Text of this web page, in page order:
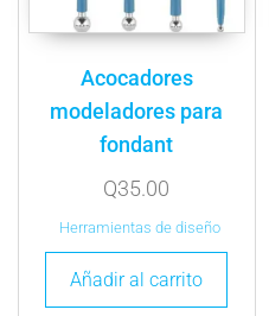
Acocadores
modeladores para
fondant
Q35.00
Herramientas de diseño
Añadir al carrito